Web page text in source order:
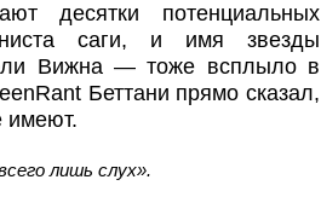
десятки потенциальных
саги, и имя звезды
Вижна — тоже всплыло в
Беттани прямо сказал,
имеют.
лишь слух».